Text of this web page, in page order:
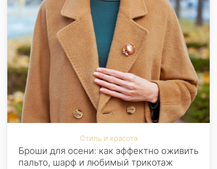
Стиль и красота
Броши для осени: как эффектно оживить
пальто, шарф и любимый трикотаж